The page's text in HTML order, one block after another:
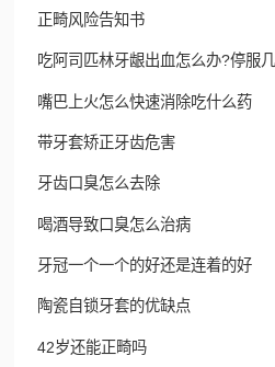
正畸风险告知书
吃阿司匹林牙龈出血怎么办?停服
嘴巴上火怎么快速消除吃什么药
带牙套矫正牙齿危害
牙齿口臭怎么去除
喝酒导致口臭怎么治病
牙冠一个一个的好还是连着的好
陶瓷自锁牙套的优缺点
42岁还能正畸吗